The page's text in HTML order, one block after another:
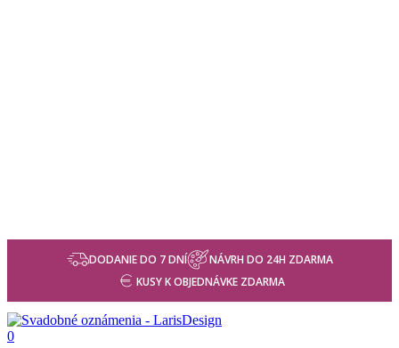
DODANIE DO 7 DNÍ
NÁVRH DO 24H ZDARMA
KUSY K OBJEDNÁVKE ZDARMA
0